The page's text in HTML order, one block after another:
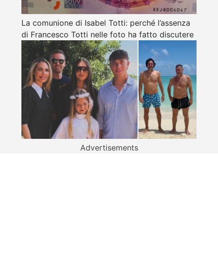
La comunione di Isabel Totti: perché l’assenza
di Francesco Totti nelle foto ha fatto discutere
Advertisements